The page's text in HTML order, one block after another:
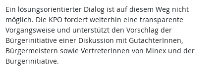
Ein lösungsorientierter Dialog ist auf diesem Weg nicht
möglich. Die KPÖ fordert weiterhin eine transparente
Vorgangsweise und unterstützt den Vorschlag der
Bürgerinitiative einer Diskussion mit GutachterInnen,
Bürgermeistern sowie VertreterInnen von Minex und der
Bürgerinitiative.